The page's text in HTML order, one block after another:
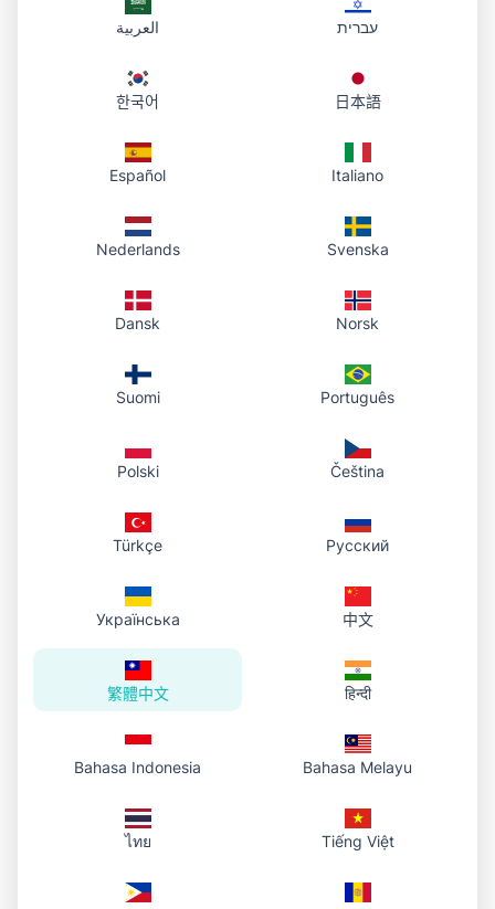
العربية עברית
한국어 日本語
Español Italiano
Nederlands Svenska
Dansk Norsk
Suomi Português
Polski Čeština
Türkçe Русский
Українська 中文
繁體中文 हिन्दी
Bahasa Indonesia Bahasa Melayu
ไทย Tiếng Việt